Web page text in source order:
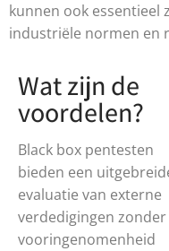
kunnen ook essentieel
industriële normen en
Wat zijn de
voordelen?
Black box pentesten
bieden een
evaluatie van externe
verdedigingen zonder
vooringenomenheid